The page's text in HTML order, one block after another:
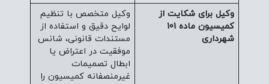
وکیل برای شکایت از
کمیسیون ماده 101
شهرداری
وکیل متخصص با تنظیم
لوایح دقیق و استفاده از
مستندات قانونی، شانس
موفقیت در اعتراض یا
ابطال تصمیمات
غیرمنصفانه کمیسیون را